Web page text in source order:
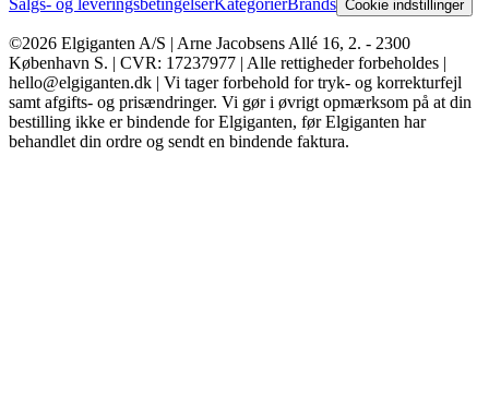
Salgs- og leveringsbetingelserKategorierBrands Cookie indstillinger
©2026 Elgiganten A/S | Arne Jacobsens Allé 16, 2. - 2300
København S. | CVR: 17237977 | Alle rettigheder forbeholdes |
hello@elgiganten.dk | Vi tager forbehold for tryk- og korrekturfejl
samt afgifts- og prisændringer. Vi gør i øvrigt opmærksom på at din
bestilling ikke er bindende for Elgiganten, før Elgiganten har
behandlet din ordre og sendt en bindende faktura.